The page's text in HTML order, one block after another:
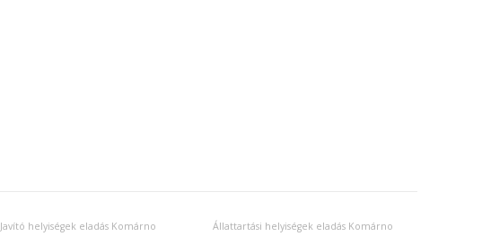
Javító helyiségek eladás Komárno
Állattartási helyiségek eladás Komárno